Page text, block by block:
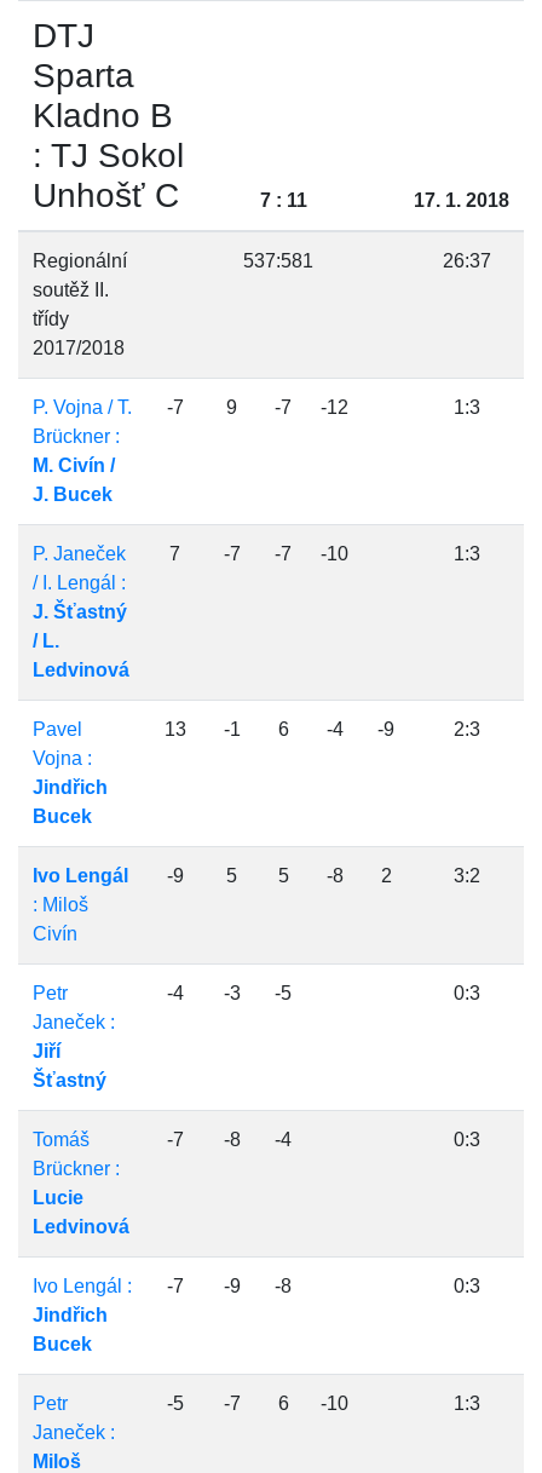
DTJ
Sparta
Kladno B
: TJ Sokol
Unhošť C
7 : 11 17. 1. 2018
Regionální
soutěž II.
třídy
2017/2018
537:581 26:37
P. Vojna / T.
Brückner :
M. Civín /
J. Bucek
-7 9 -7 -12 1:3
P. Janeček
/ I. Lengál :
J. Šťastný
/ L.
Ledvinová
7 -7 -7 -10 1:3
Pavel
Vojna :
Jindřich
Bucek
13 -1 6 -4 -9 2:3
Ivo Lengál
: Miloš
Civín
-9 5 5 -8 2 3:2
Petr
Janeček :
Jiří
Šťastný
-4 -3 -5 0:3
Tomáš
Brückner :
Lucie
Ledvinová
-7 -8 -4 0:3
Ivo Lengál :
Jindřich
Bucek
-7 -9 -8 0:3
Petr
Janeček :
Miloš
-5 -7 6 -10 1:3